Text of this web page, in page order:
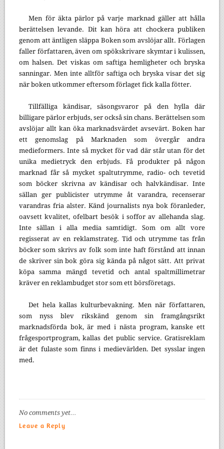
Men för äkta pärlor på varje marknad gäller att hålla
berättelsen levande. Dit kan höra att chockera publiken
genom att äntligen släppa Boken som avslöjar allt. Förlagen
faller författaren, även om spökskrivare skymtar i kulissen,
om halsen. Det viskas om saftiga hemligheter och bryska
sanningar. Men inte alltför saftiga och bryska visar det sig
när boken utkommer eftersom förlaget fick kalla fötter.
Tillfälliga kändisar, säsongsvaror på den hylla där
billigare pärlor erbjuds, ser också sin chans. Berättelsen som
avslöjar allt kan öka marknadsvärdet avsevärt. Boken har
ett genomslag på Marknaden som övergår andra
medieformers. Inte så mycket för vad där står utan för det
unika medietryck den erbjuds. Få produkter på någon
marknad får så mycket spaltutrymme, radio- och tevetid
som böcker skrivna av kändisar och halvkändisar. Inte
sällan ger publicister utrymme åt varandra, recenserar
varandras fria alster. Känd journalists nya bok föranleder,
oavsett kvalitet, ofelbart besök i soffor av allehanda slag.
Inte sällan i alla media samtidigt. Som om allt vore
regisserat av en reklamstrateg. Tid och utrymme tas från
böcker som skrivs av folk som inte haft förstånd att innan
de skriver sin bok göra sig kända på något sätt. Att privat
köpa samma mängd tevetid och antal spaltmillimetrar
kräver en reklambudget stor som ett börsföretags.
Det hela kallas kulturbevakning. Men när författaren,
som nyss blev rikskänd genom sin framgångsrikt
marknadsförda bok, är med i nästa program, kanske ett
frågesportprogram, kallas det public service. Gratisreklam
är det fulaste som finns i medievärlden. Det sysslar ingen
med.
No comments yet…
Leave a Reply